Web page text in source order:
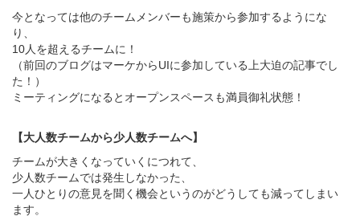
今となっては他のチームメンバーも施策から参加するようにな
り、
10人を超えるチームに！
（前回のブログはマーケからUIに参加している上大迫の記事でし
た！）
ミーティングになるとオープンスペースも満員御礼状態！
【大人数チームから少人数チームへ】
チームが大きくなっていくにつれて、
少人数チームでは発生しなかった、
一人ひとりの意見を聞く機会というのがどうしても減ってしまい
ます。